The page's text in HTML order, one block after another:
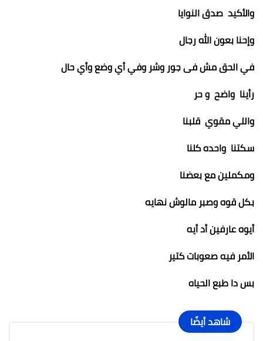
والأكيد صدق النوايا
وإحنا بعون الله رجال
في الحق مش فى جور وشر وفي أي وضع وأي حال
رأينا واضح و حر
واللي مقوي قلبنا
سكتنا واحده كلنا
ومكملين مع بعضنا
بكل قوه وصبر مالوش نهايه
أيوه عارفين أد أيه
الأمر فيه صعوبات كتير
بس دا طبع الحياه
شاهد أيضًا